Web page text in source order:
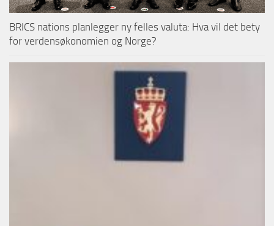
BRICS nations planlegger ny felles valuta: Hva vil det bety
for verdensøkonomien og Norge?